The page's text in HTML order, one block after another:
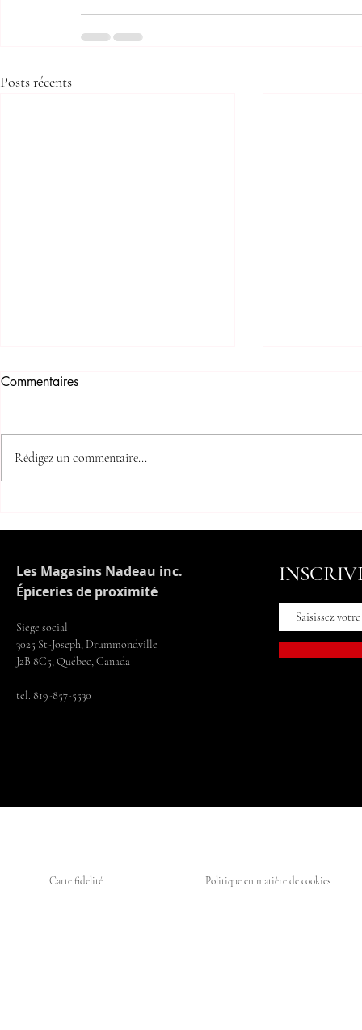
Posts récents
tous nos magasins
dans nos
Commentaires
Rédigez un commentaire...
Les Magasins Nadeau inc.
Épiceries de proximité
Siège social
3025 St-Joseph, Drummondville
J2B 8C5, Québec, Canada
tel. 819-857-5530
Carte fidelité Politique en matière de cookies